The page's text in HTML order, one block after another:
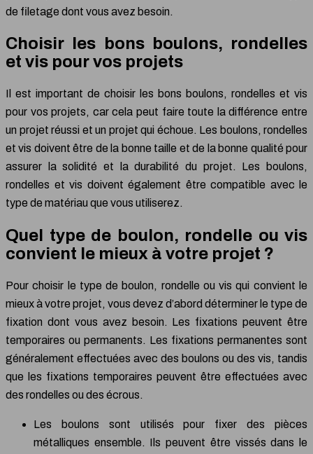
de filetage dont vous avez besoin.
Choisir les bons boulons, rondelles
et vis pour vos projets
Il est important de choisir les bons boulons, rondelles et vis
pour vos projets, car cela peut faire toute la différence entre
un projet réussi et un projet qui échoue. Les boulons, rondelles
et vis doivent être de la bonne taille et de la bonne qualité pour
assurer la solidité et la durabilité du projet. Les boulons,
rondelles et vis doivent également être compatible avec le
type de matériau que vous utiliserez.
Quel type de boulon, rondelle ou vis
convient le mieux à votre projet ?
Pour choisir le type de boulon, rondelle ou vis qui convient le
mieux à votre projet, vous devez d’abord déterminer le type de
fixation dont vous avez besoin. Les fixations peuvent être
temporaires ou permanents. Les fixations permanentes sont
généralement effectuées avec des boulons ou des vis, tandis
que les fixations temporaires peuvent être effectuées avec
des rondelles ou des écrous.
Les boulons sont utilisés pour fixer des pièces
métalliques ensemble. Ils peuvent être vissés dans le